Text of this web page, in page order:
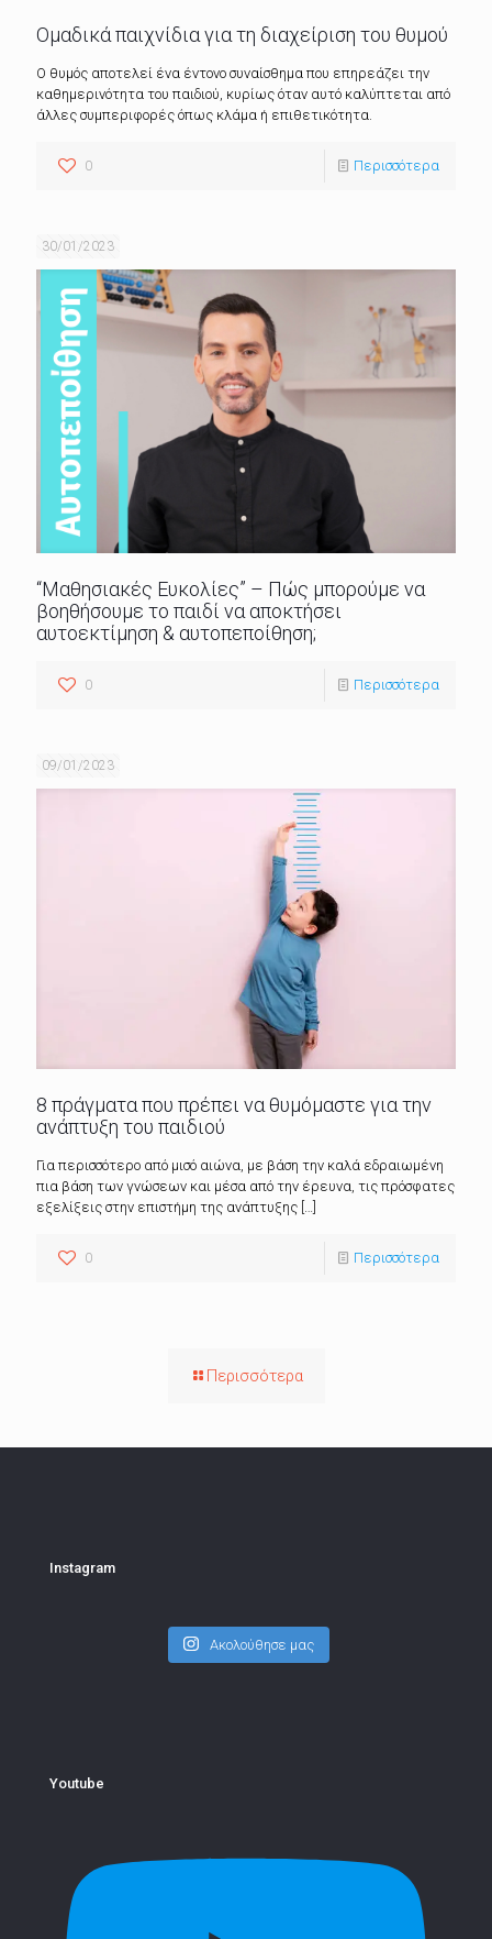
Ομαδικά παιχνίδια για τη διαχείριση του θυμού
Ο θυμός αποτελεί ένα έντονο συναίσθημα που επηρεάζει την
καθημερινότητα του παιδιού, κυρίως όταν αυτό καλύπτεται από
άλλες συμπεριφορές όπως κλάμα ή επιθετικότητα.
0 Περισσότερα
30/01/2023
“Μαθησιακές Ευκολίες” – Πώς μπορούμε να
βοηθήσουμε το παιδί να αποκτήσει
αυτοεκτίμηση & αυτοπεποίθηση;
0 Περισσότερα
09/01/2023
8 πράγματα που πρέπει να θυμόμαστε για την
ανάπτυξη του παιδιού
Για περισσότερο από μισό αιώνα, με βάση την καλά εδραιωμένη
πια βάση των γνώσεων και μέσα από την έρευνα, τις πρόσφατες
εξελίξεις στην επιστήμη της ανάπτυξης […]
0 Περισσότερα
Περισσότερα
Instagram
Ακολούθησε μας
Youtube